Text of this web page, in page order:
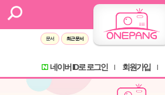
문서 최근 문서
네이버 ID로 로그인 회원가입